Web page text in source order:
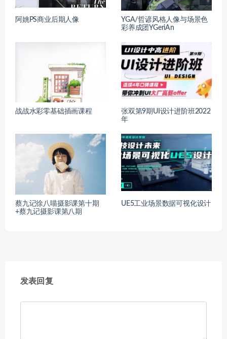
阿姚PS商业后期人像
YGA/哲谚风格人像与场景色
彩养成团YGeriAn
战战水彩零基础插画课程
张双第9期UI设计进阶班2022
年
蔡九记徐八喵摄影课第十期
+蔡九记摄影课第八期
UE5工业场景数据可视化设计
发表回复